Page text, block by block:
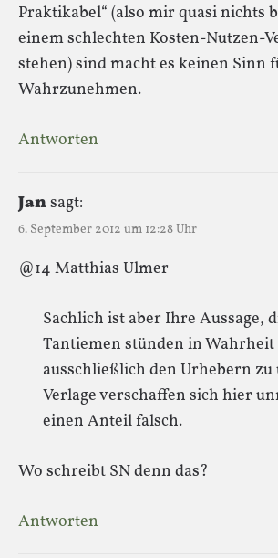
Praktikabel“ (also mir quasi nichts
einem schlechten Kosten-Nutzen-
stehen) sind macht es keinen Sinn
Wahrzunehmen.
Antworten
Jansagt:
6. September 2012 um 12:28 Uhr
@14 Matthias Ulmer
Sachlich ist aber Ihre Aussage,
Tantiemen stünden in Wahrheit
ausschließlich den Urhebern zu
Verlage verschaffen sich hier
einen Anteil falsch.
Wo schreibt SN denn das?
Antworten